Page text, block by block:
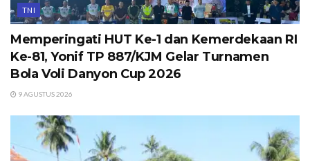
TNI
Memperingati HUT Ke-1 dan Kemerdekaan RI
Ke-81, Yonif TP 887/KJM Gelar Turnamen
Bola Voli Danyon Cup 2026
9 AGUSTUS 2026